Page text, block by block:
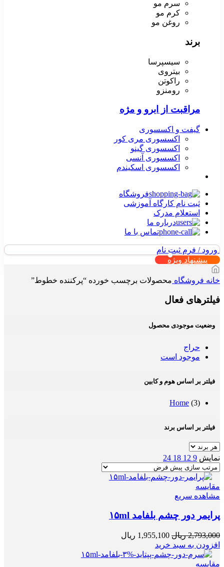
سرم مو
کرم مو
روغن مو
برند
سیسپرسا
بیتروی
راکوتن
رومنزو
مراقبت از ابرو و مژه
گیفت و اکسسوری
اکسسوری مری کور
اکسسوری گینو
اکسسوری آنسی
اکسسوری اسکیندم
فروشگاه
ثبت نام کارگاه آموزشی
استعلام مدرک
درباره ما
تماس با ما
ورود / فرم ثبت نام
پیشنهاد ویژه
خانه فروشگاه محصولات برچسب خورده “پرکننده خطوط”
فیلترهای فعال
وضعیت موجودی محصول
حراج
موجود است
فیلتر بر اساس هوم و کابین
Home (3)
فیلتر بر اساس برند
نمایش 9
12
18
24
مقایسه
مشاهده سریع
پرایمر دور چشم بلفامد ۱۵ml
2,793,000 ریال 1,955,100 ریال
افزودن به سبد خرید
مقایسه